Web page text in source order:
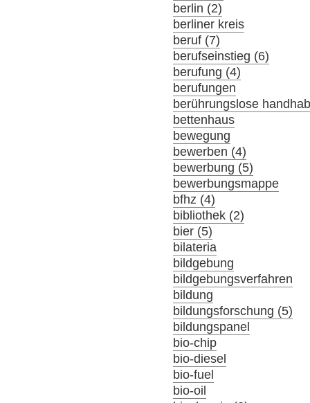
berlin (2)
berliner kreis
beruf (7)
berufseinstieg (6)
berufung (4)
berufungen
berührungslose
bettenhaus
bewegung
bewerben (4)
bewerbung (5)
bewerbungsmappe
bfhz (4)
bibliothek (2)
bier (5)
bilateria
bildgebung
bildgebungsverfahren
bildung
bildungsforschung (5)
bildungspanel
bio-chip
bio-diesel
bio-fuel
bio-oil